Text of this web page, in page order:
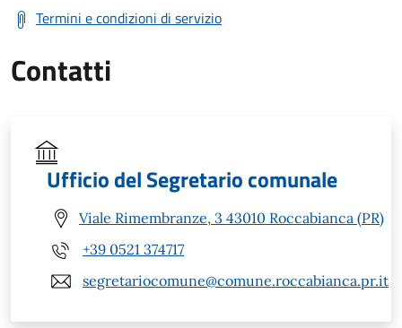
Termini e condizioni di servizio
Contatti
Ufficio del Segretario comunale
Viale Rimembranze, 3 43010 Roccabianca (PR)
+39 0521 374717
segretariocomune@comune.roccabianca.pr.it